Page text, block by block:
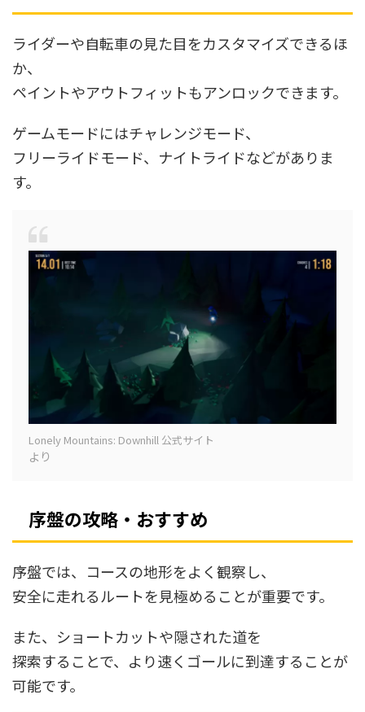
ライダーや自転車の見た目をカスタマイズできるほ
か、
ペイントやアウトフィットもアンロックできます。
ゲームモードにはチャレンジモード、
フリーライドモード、ナイトライドなどがありま
す。
Lonely Mountains: Downhill 公式サイト
より
序盤の攻略・おすすめ
序盤では、コースの地形をよく観察し、
安全に走れるルートを見極めることが重要です。
また、ショートカットや隠された道を
探索することで、より速くゴールに到達することが
可能です。